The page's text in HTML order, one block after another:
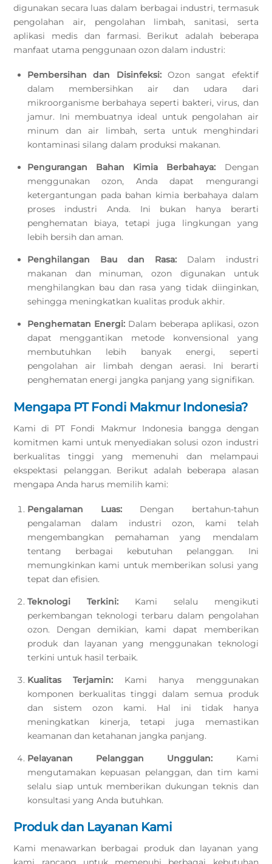
digunakan secara luas dalam berbagai industri, termasuk
pengolahan air, pengolahan limbah, sanitasi, serta
aplikasi medis dan farmasi. Berikut adalah beberapa
manfaat utama penggunaan ozon dalam industri:
Pembersihan dan Disinfeksi:Ozon sangat efektif
dalam membersihkan air dan udara dari
mikroorganisme berbahaya seperti bakteri, virus, dan
jamur. Ini membuatnya ideal untuk pengolahan air
minum dan air limbah, serta untuk menghindari
kontaminasi silang dalam produksi makanan.
Pengurangan Bahan Kimia Berbahaya: Dengan
menggunakan ozon, Anda dapat mengurangi
ketergantungan pada bahan kimia berbahaya dalam
proses industri Anda. Ini bukan hanya berarti
penghematan biaya, tetapi juga lingkungan yang
lebih bersih dan aman.
Penghilangan Bau dan Rasa:Dalam industri
makanan dan minuman, ozon digunakan untuk
menghilangkan bau dan rasa yang tidak diinginkan,
sehingga meningkatkan kualitas produk akhir.
Penghematan Energi:Dalam beberapa aplikasi, ozon
dapat menggantikan metode konvensional yang
membutuhkan lebih banyak energi, seperti
pengolahan air limbah dengan aerasi. Ini berarti
penghematan energi jangka panjang yang signifikan.
Mengapa PT Fondi Makmur Indonesia?
Kami di PT Fondi Makmur Indonesia bangga dengan
komitmen kami untuk menyediakan solusi ozon industri
berkualitas tinggi yang memenuhi dan melampaui
ekspektasi pelanggan. Berikut adalah beberapa alasan
mengapa Anda harus memilih kami:
Pengalaman Luas: Dengan bertahun-tahun
pengalaman dalam industri ozon, kami telah
mengembangkan pemahaman yang mendalam
tentang berbagai kebutuhan pelanggan. Ini
memungkinkan kami untuk memberikan solusi yang
tepat dan efisien.
Teknologi Terkini:Kami selalu mengikuti
perkembangan teknologi terbaru dalam pengolahan
ozon. Dengan demikian, kami dapat memberikan
produk dan layanan yang menggunakan teknologi
terkini untuk hasil terbaik.
Kualitas Terjamin: Kami hanya menggunakan
komponen berkualitas tinggi dalam semua produk
dan sistem ozon kami. Hal ini tidak hanya
meningkatkan kinerja, tetapi juga memastikan
keamanan dan ketahanan jangka panjang.
Pelayanan Pelanggan Unggulan: Kami
mengutamakan kepuasan pelanggan, dan tim kami
selalu siap untuk memberikan dukungan teknis dan
konsultasi yang Anda butuhkan.
Produk dan Layanan Kami
Kami menawarkan berbagai produk dan layanan yang